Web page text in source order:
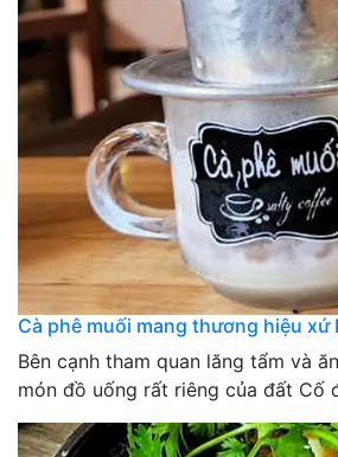
Cà phê muối mang thương hiệu xứ
Bên cạnh tham quan lăng tẩm và
món đồ uống rất riêng của đất Cố